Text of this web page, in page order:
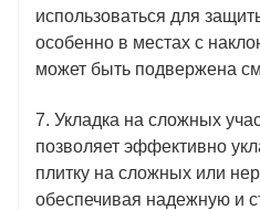
использоваться для
особенно в местах с
может быть подвержена
7. Укладка на сложных
позволяет эффективно
плитку на сложных или
обеспечивая надежную и